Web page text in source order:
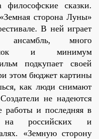
сказки.
сторона Луны»
В ней играет
ансамбль, много
и минимум
подкупает своей
этом бюджет картины
как люди снимают
не надеются
работы и последняя в
российских и
«Земную сторону